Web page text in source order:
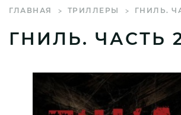
ГЛАВНАЯ ТРИЛЛЕРЫ ГНИЛЬ.
ГНИЛЬ. ЧАСТЬ